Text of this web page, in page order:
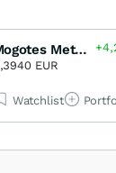
Mogotes Metals
EUR
Watchlist